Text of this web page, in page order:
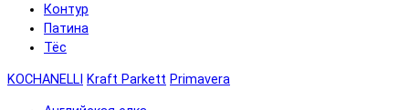
Контур
Патина
Тёс
KOCHANELLI Kraft Parkett Primavera